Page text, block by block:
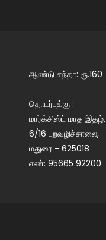
ஆண்டு சந்தா: ரூ.160
தொடர்புக்கு :
மார்க்சிஸ்ட் மாத இதழ்,
6/16 புறவழிச்சாலை,
மதுரை - 625018
எண்: 95665 92200